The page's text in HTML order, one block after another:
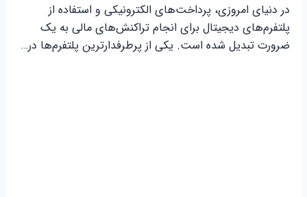
در دنیای امروزی، پرداخت‌های الکترونیکی و استفاده از
پلتفرم‌های دیجیتال برای انجام تراکنش‌های مالی به یک
ضرورت تبدیل شده است. یکی از پرطرفدارترین پلتفرم‌ها در…